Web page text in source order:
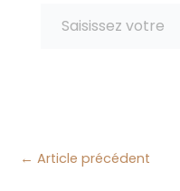
← Article précédent